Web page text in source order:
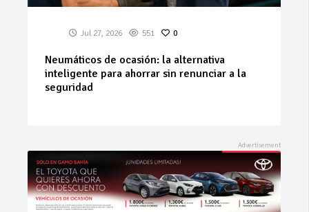
Jul 23, 2026 193 0
La 42ª Subida a Vejer comienza a perfilarse